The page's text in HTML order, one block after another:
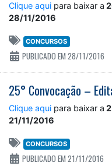
Clique aqui para baixar a
28/11/2016
CONCURSOS
PUBLICADO EM 28/11/2016
25° Convocação –
Clique aqui para baixar a
21/11/2016
CONCURSOS
PUBLICADO EM 21/11/2016